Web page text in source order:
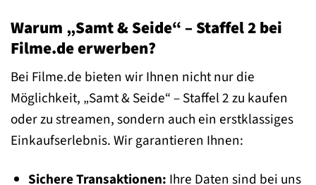
Warum „Samt & Seide“ – Staffel 2 bei
Filme.de erwerben?
Bei Filme.de bieten wir Ihnen nicht nur die
Möglichkeit, „Samt & Seide“ – Staffel 2 zu kaufen
oder zu streamen, sondern auch ein erstklassiges
Einkaufserlebnis. Wir garantieren Ihnen:
Sichere Transaktionen: Ihre Daten sind bei uns